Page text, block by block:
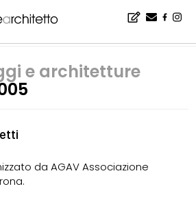
e architetture
da AGAV Associazione